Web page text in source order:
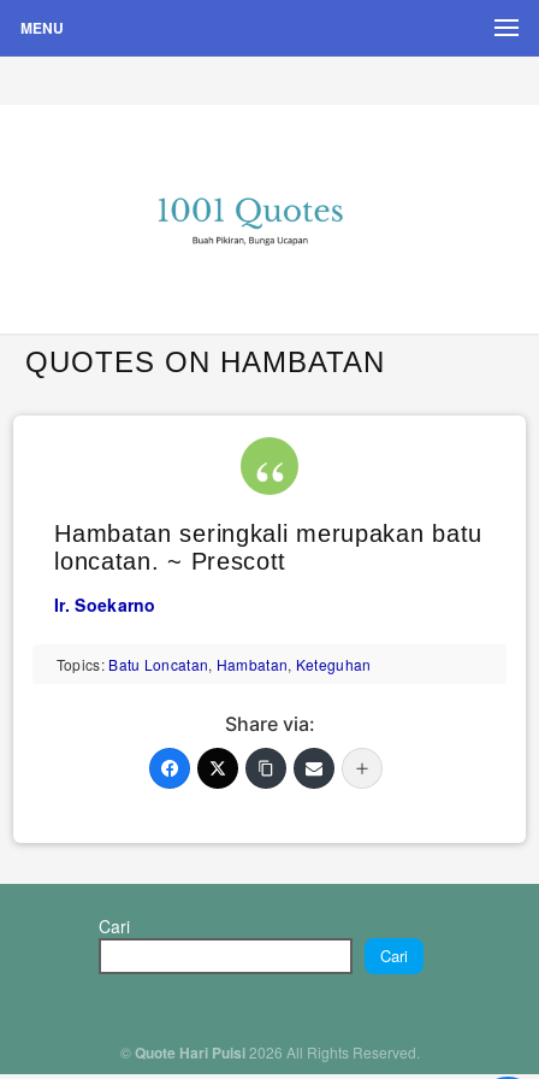
MENU
Quote Hari Puisi
QUOTES ON HAMBATAN
Hambatan seringkali merupakan batu
loncatan. ~ Prescott
Ir. Soekarno
Topics: Batu Loncatan, Hambatan, Keteguhan
Share via:
Cari
Cari
©Quote Hari Puisi2026 All Rights Reserved.